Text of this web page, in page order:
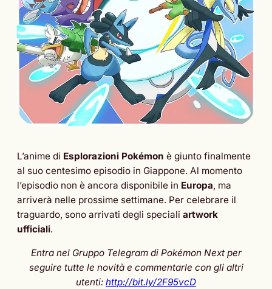
L’anime di Esplorazioni Pokémon è giunto finalmente
al suo centesimo episodio in Giappone. Al momento
l’episodio non è ancora disponibile in Europa, ma
arriverà nelle prossime settimane. Per celebrare il
traguardo, sono arrivati degli speciali artwork
ufficiali.
Entra nel Gruppo Telegram di Pokémon Next per
seguire tutte le novità e commentarle con gli altri
utenti: http://bit.ly/2F95vcD